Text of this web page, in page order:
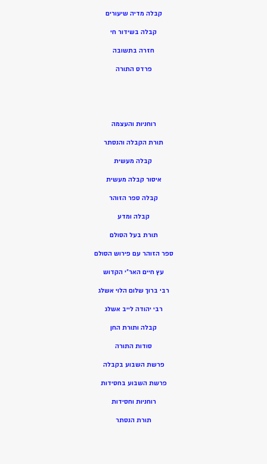
קבלה מדיה שיעורים
קבלה בשידור חי
חזרה בתשובה
פרדס התורה
רוחניות והעצמה
תורת הקבלה והנסתר
קבלה מעשית
איסור קבלה מעשית
קבלה ספר הזוהר
קבלה ומדע
תורת בעל הסולם
ספר הזוהר עם פירוש הסולם
עץ חיים האר”י הקדוש
רבי ברוך שלום הלוי אשלג
רבי יהודה לייב אשלג
קבלה ותורת החן
סודות התורה
פרשת השבוע בקבלה
פרשת השבוע בחסידות
רוחניות וחסידות
תורת הנסתר